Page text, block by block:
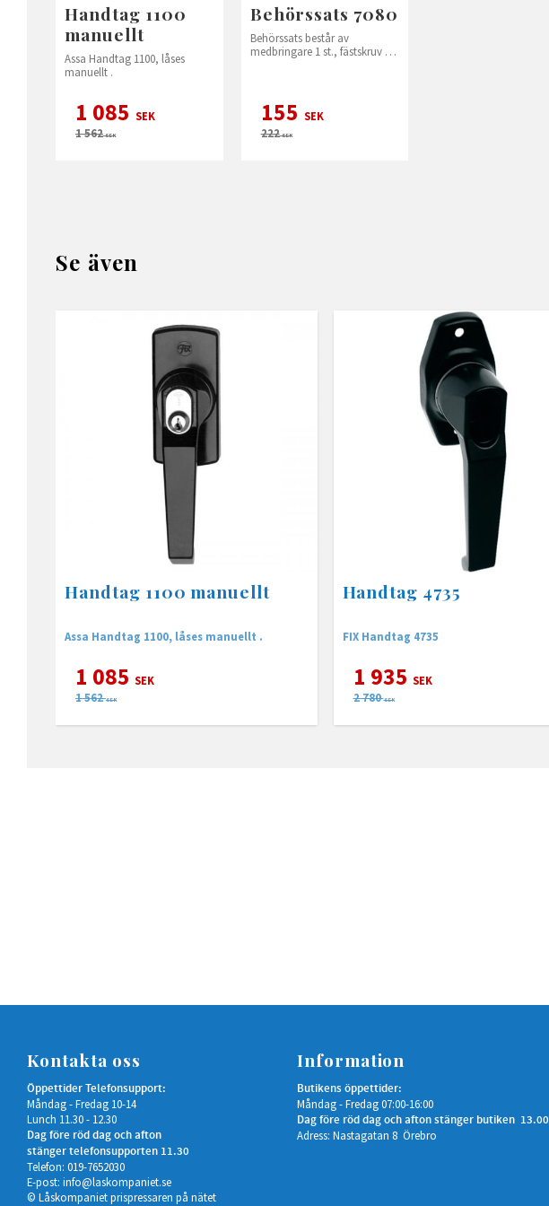
Handtag 1100
manuellt
Assa Handtag 1100, låses
manuellt .
1 085 SEK
1 562SEK
Behörssats 7080
Behörssats består av
medbringare 1 st., fästskruv 2
155 SEK
222SEK
Se även
Handtag 1100 manuellt
Assa Handtag 1100, låses manuellt .
1 085 SEK
1 562 SEK
Handtag 4735
FIX Handtag 4735
1 935 SEK
2 780 SEK
Kontakta oss
Öppettider Telefonsupport:
Måndag - Fredag 10-14
Lunch 11.30 - 12.30
Dag före röd dag och afton
stänger telefonsupporten 11.30
Telefon: 019-7652030
E-post: info@laskompaniet.se
© Låskompaniet prispressaren på nätet
Information
Butikens öppettider:
Måndag - Fredag 07:00-16:00
Dag före röd dag och afton stänger butiken 13.00
Adress: Nastagatan 8 Örebro